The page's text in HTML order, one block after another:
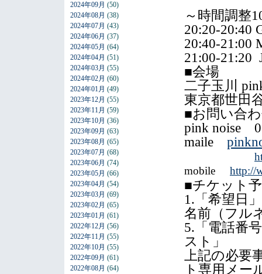
2024年09月 (50)
2024年08月 (38)
2024年07月 (43)
2024年06月 (37)
2024年05月 (64)
2024年04月 (51)
2024年03月 (55)
2024年02月 (60)
2024年01月 (49)
2023年12月 (55)
2023年11月 (59)
2023年10月 (36)
2023年09月 (63)
2023年08月 (65)
2023年07月 (68)
2023年06月 (74)
2023年05月 (66)
2023年04月 (54)
2023年03月 (69)
2023年02月 (65)
2023年01月 (61)
2022年12月 (56)
2022年11月 (55)
2022年10月 (55)
2022年09月 (61)
2022年08月 (64)
～時間調整
20:20-20:40
20:40-21:00
21:00-21:20
■会場
二子玉川
東京都世田
■お問い合
pink noise
maile
mobile http://
■チケット
1.「希望日
名前（フル
5.「電話番
スト」
上記の必
ト専用メー